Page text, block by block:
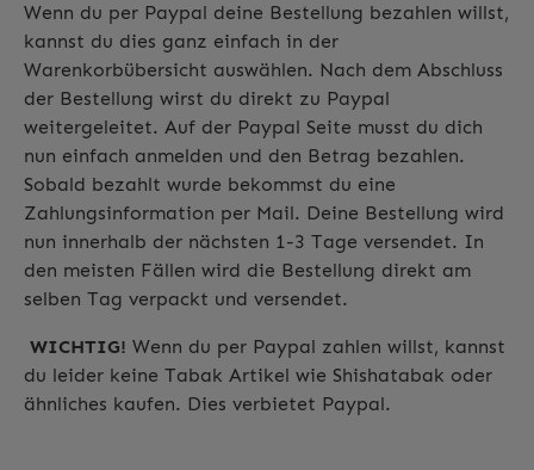
Wenn du per Paypal deine Bestellung bezahlen willst,
kannst du dies ganz einfach in der
Warenkorbübersicht auswählen. Nach dem Abschluss
der Bestellung wirst du direkt zu Paypal
weitergeleitet. Auf der Paypal Seite musst du dich
nun einfach anmelden und den Betrag bezahlen.
Sobald bezahlt wurde bekommst du eine
Zahlungsinformation per Mail. Deine Bestellung wird
nun innerhalb der nächsten 1-3 Tage versendet. In
den meisten Fällen wird die Bestellung direkt am
selben Tag verpackt und versendet.
WICHTIG! Wenn du per Paypal zahlen willst, kannst
du leider keine Tabak Artikel wie Shishatabak oder
ähnliches kaufen. Dies verbietet Paypal.